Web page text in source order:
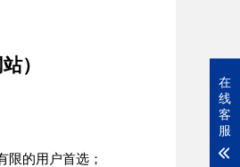
）
限的用户首选；
在
线
客
服